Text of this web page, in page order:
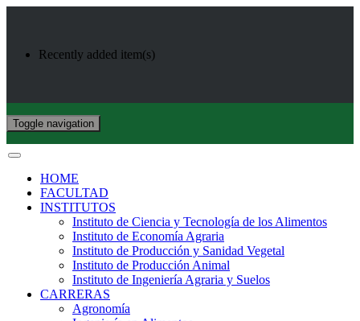
Recently added item(s)
Toggle navigation
HOME
FACULTAD
INSTITUTOS
Instituto de Ciencia y Tecnología de los Alimentos
Instituto de Economía Agraria
Instituto de Producción y Sanidad Vegetal
Instituto de Producción Animal
Instituto de Ingeniería Agraria y Suelos
CARRERAS
Agronomía